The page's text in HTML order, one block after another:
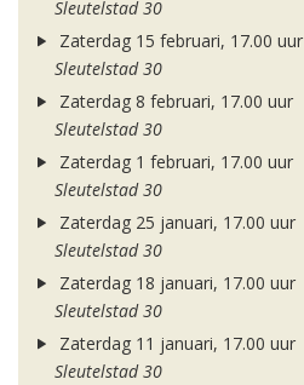
Sleutelstad 30
Zaterdag 15 februari, 17.00 uur
Sleutelstad 30
Zaterdag 8 februari, 17.00 uur
Sleutelstad 30
Zaterdag 1 februari, 17.00 uur
Sleutelstad 30
Zaterdag 25 januari, 17.00 uur
Sleutelstad 30
Zaterdag 18 januari, 17.00 uur
Sleutelstad 30
Zaterdag 11 januari, 17.00 uur
Sleutelstad 30